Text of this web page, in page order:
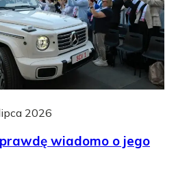
2026
wiadomo o jego